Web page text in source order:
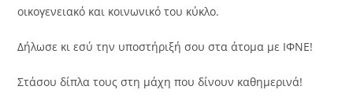
οικογενειακό και κοινωνικό του κύκλο.
Δήλωσε κι εσύ την υποστήριξή σου στα άτομα με ΙΦΝΕ!
Στάσου δίπλα τους στη μάχη που δίνουν καθημερινά!